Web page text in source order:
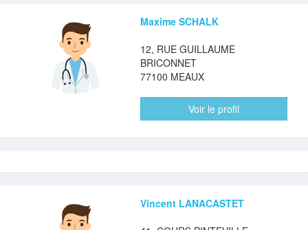
Maxime SCHALK
12, RUE GUILLAUME
BRICONNET
77100 MEAUX
Voir le profil
Vincent LANACASTET